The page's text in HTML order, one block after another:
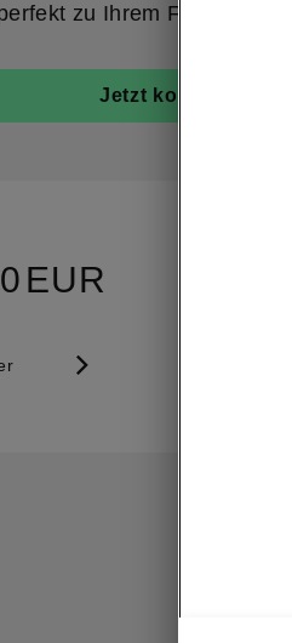
zu Ihrem Fabia passt.
Jetzt konfigurieren
EUR